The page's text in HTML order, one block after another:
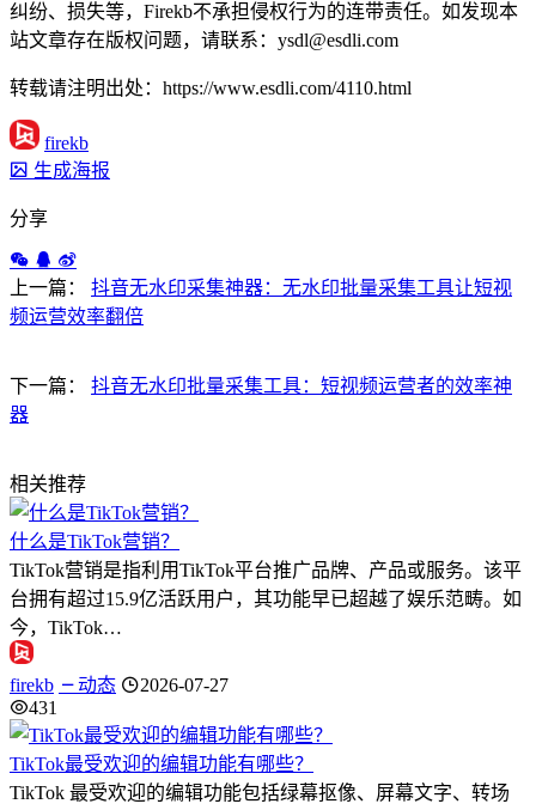
纠纷、损失等，Firekb不承担侵权行为的连带责任。如发现本
站文章存在版权问题，请联系：ysdl@esdli.com
转载请注明出处：https://www.esdli.com/4110.html
firekb
生成海报
分享
上一篇：
抖音无水印采集神器：无水印批量采集工具让短视
频运营效率翻倍
下一篇：
抖音无水印批量采集工具：短视频运营者的效率神
器
相关推荐
什么是TikTok营销？
TikTok营销是指利用TikTok平台推广品牌、产品或服务。该平
台拥有超过15.9亿活跃用户，其功能早已超越了娱乐范畴。如
今，TikTok…
firekb 动态
2026-07-27
431
TikTok最受欢迎的编辑功能有哪些？
TikTok 最受欢迎的编辑功能包括绿幕抠像、屏幕文字、转场